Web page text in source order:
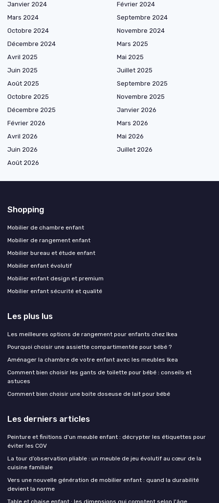
Janvier 2024
Février 2024
Mars 2024
Septembre 2024
Octobre 2024
Novembre 2024
Décembre 2024
Mars 2025
Avril 2025
Mai 2025
Juin 2025
Juillet 2025
Août 2025
Septembre 2025
Octobre 2025
Novembre 2025
Décembre 2025
Janvier 2026
Février 2026
Mars 2026
Avril 2026
Mai 2026
Juin 2026
Juillet 2026
Août 2026
Shopping
Mobilier de chambre enfant
Mobilier de rangement enfant
Mobilier bureau et étude enfant
Mobilier enfant évolutif
Mobilier enfant design et premium
Mobilier enfant sécurité et qualité
Les plus lus
Les meilleures options de rangement pour enfants chez Ikea
Pourquoi choisir une assiette compartimentée pour bébé ?
Aménager la chambre de votre enfant avec les meubles Ikea
Comment bien choisir les gants de toilette pour bébé : conseils et
astuces
Comment bien choisir une boite doseuse de lait pour bébé
Les derniers articles
Peinture et finitions d'un meuble enfant : décrypter les étiquettes pour
éviter les COV
La tour d’observation pliable : un meuble de jeu évolutif au cœur de la
cuisine familiale
Vers une nouvelle génération de mobilier enfant : quand la durabilité
devient la norme